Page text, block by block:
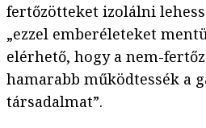
fertőzötteket izolálni
„ezzel emberéleteket
elérhető, hogy a nem-
hamarabb működtessék a
társadalmat”.